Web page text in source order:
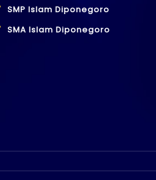
SMP Islam Diponegoro
SMA Islam Diponegoro